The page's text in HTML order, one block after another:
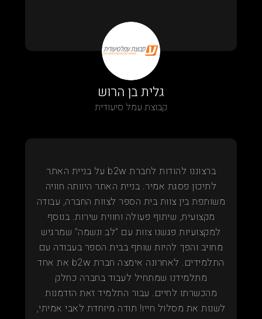
גלית בן הרוש
קבוצת עמל סיעודית
ברצוננו להודות לחברת b2w על בניית האתר
לתיכון פסגת אמיר. בניית האתר היוותה חוויה
משותפת בין צוות בית הספר לצוות החברה, עבודה
מקצועית, שיתוף פעולה וחווית שירות. בנוסף
למקצועיות פגשנו צוות עם "לב ונשמה" שמרגיש
מחויב והפך להיות שותף בבית הספר בעבודה עם
התלמידים. לאחרונה אימצה חברת b2w את אחד
מתלמידנו שמתחיל לעבוד בחברה כחלק
מהכשרתו לחיים. עבור התלמיד זאת הזדמנות
לשנות את מסלול חייו! תודה מיוחדת לאבי אמיתי,